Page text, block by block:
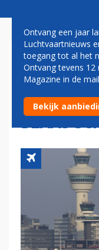
DOEN
OPROEP
BLAAS
Ontvang een jaar
Luchtvaartnieuws
toegang tot al het
Ontvang tevens
Magazine in de
Bekijk